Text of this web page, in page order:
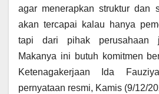
agar menerapkan struktur dan
akan tercapai kalau hanya
tapi dari pihak perusahaan
Makanya ini butuh komitmen
Ketenagakerjaan Ida
pernyataan resmi, Kamis (9/12/